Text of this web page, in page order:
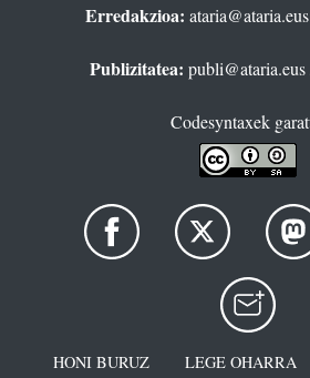
Erredakzioa: ataria@ataria.eus
Publizitatea: publi@ataria.eus
Codesyntaxek
HONI BURUZ LEGE OHARRA